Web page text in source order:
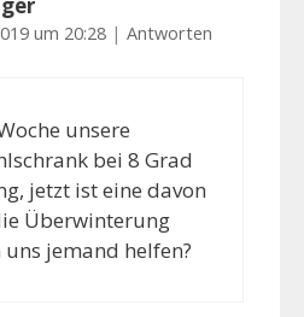
um 20:28 | Antworten
unsere
bei 8 Grad
jetzt ist eine davon
Überwinterung
jemand helfen?